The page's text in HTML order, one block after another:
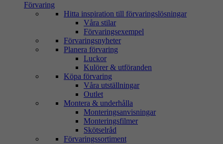
Förvaring
Hitta inspiration till förvaringslösningar
Våra stilar
Förvaringsexempel
Förvaringsnyheter
Planera förvaring
Luckor
Kulörer & utföranden
Köpa förvaring
Våra utställningar
Outlet
Montera & underhålla
Monteringsanvisningar
Monteringsfilmer
Skötselråd
Förvaringssortiment